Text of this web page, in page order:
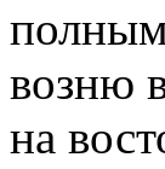
возню
на